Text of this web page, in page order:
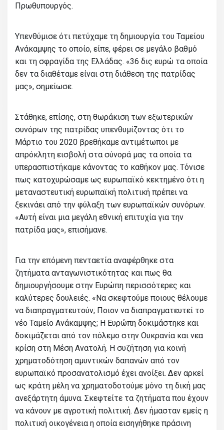
Πρωθυπουργός.
Υπενθύμισε ότι πετύχαμε τη δημιουργία του Ταμείου
Ανάκαμψης το οποίο, είπε, φέρει σε μεγάλο βαθμό
και τη σφραγίδα της Ελλάδας. «36 δις ευρώ τα οποία
δεν τα διαθέταμε είναι στη διάθεση της πατρίδας
μας», σημείωσε.
Στάθηκε, επίσης, στη θωράκιση των εξωτερικών
συνόρων της πατρίδας υπενθυμίζοντας ότι το
Μάρτιο του 2020 βρεθήκαμε αντιμέτωποι με
απρόκλητη εισβολή στα σύνορά μας τα οποία τα
υπερασπιστήκαμε κάνοντας το καθήκον μας. Τόνισε
πως κατοχυρώσαμε ως ευρωπαϊκό κεκτημένο ότι η
μεταναστευτική ευρωπαϊκή πολιτική πρέπει να
ξεκινάει από την φύλαξη των ευρωπαϊκών συνόρων.
«Αυτή είναι μια μεγάλη εθνική επιτυχία για την
πατρίδα μας», επισήμανε.
Για την επόμενη πενταετία αναφέρθηκε στα
ζητήματα ανταγωνιστικότητας και πως θα
δημιουργήσουμε στην Ευρώπη περισσότερες και
καλύτερες δουλειές. «Να σκεφτούμε ποιους θέλουμε
να διαπραγματευτούν; Ποιον να διαπραγματευτεί το
νέο Ταμείο Ανάκαμψης; Η Ευρώπη δοκιμάστηκε και
δοκιμάζεται από τον πόλεμο στην Ουκρανία και νεα
κρίση στη Μέση Ανατολή. Η συζήτηση για κοινή
χρηματοδότηση αμυντικών δαπανών από τον
ευρωπαϊκό προσανατολισμό έχει ανοίξει. Δεν αρκεί
ως κράτη μέλη να χρηματοδοτούμε μόνο τη δική μας
ανεξάρτητη άμυνα. Σκεφτείτε τα ζητήματα που έχουν
να κάνουν με αγροτική πολιτική. Δεν ήμασταν εμείς η
πολιτική οικογένεια η οποία εισηγήθηκε πράσινη